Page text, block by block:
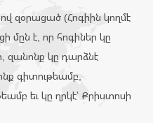
զօրացած (Հոգիին կողմէ
մըն է, որ հոգիներ կը
զանոնք կը դարձնէ
գիտութեամբ,
եւ կը ղրկէ՝ Քրիստոսի